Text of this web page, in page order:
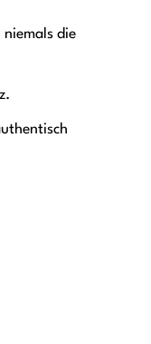
die